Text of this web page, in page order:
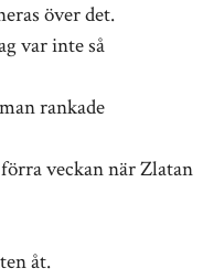
över det.
var inte så
rankade
veckan när Zlatan
åt.